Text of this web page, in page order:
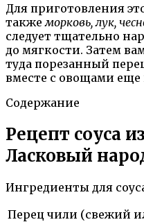
Для приготовления
такжеморковь, лук,
следует тщательно
до мягкости. Затем
туда порезанный
вместе с овощами еще
Содержание
Рецепт соуса
Ласковый
Ингредиенты для
Перец чили (свежий